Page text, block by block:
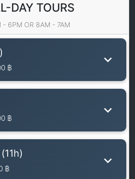
DAY TOURS
- 6PM OR 8AM - 7AM
฿
฿
฿